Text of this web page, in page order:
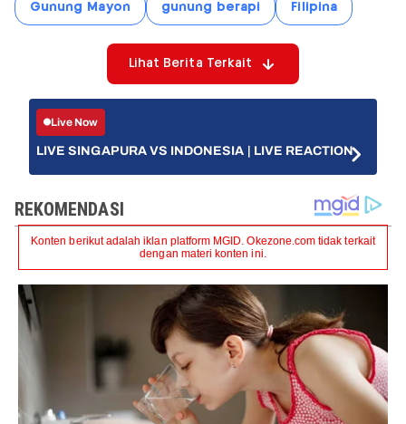
Gunung Mayon gunung berapi Filipina
Lihat Berita Terkait
Live Now
LIVE SINGAPURA VS INDONESIA | LIVE REACTION